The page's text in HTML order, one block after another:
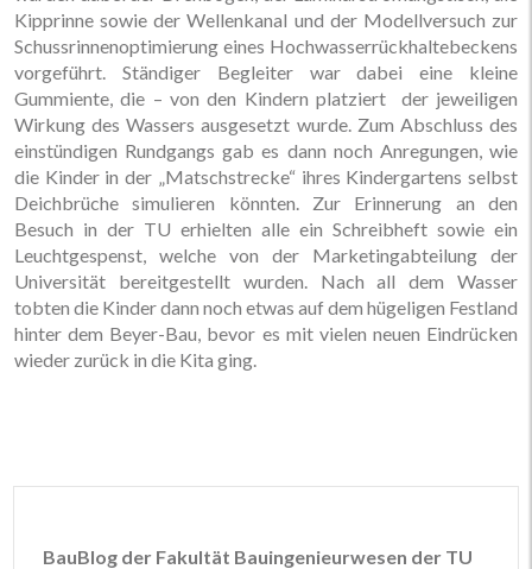
Kipprinne sowie der Wellenkanal und der Modellversuch zur
Schussrinnenoptimierung eines Hochwasserrückhaltebeckens
vorgeführt. Ständiger Begleiter war dabei eine kleine
Gummiente, die – von den Kindern platziert  der jeweiligen
Wirkung des Wassers ausgesetzt wurde. Zum Abschluss des
einstündigen Rundgangs gab es dann noch Anregungen, wie
die Kinder in der „Matschstrecke“ ihres Kindergartens selbst
Deichbrüche simulieren könnten. Zur Erinnerung an den
Besuch in der TU erhielten alle ein Schreibheft sowie ein
Leuchtgespenst, welche von der Marketingabteilung der
Universität bereitgestellt wurden. Nach all dem Wasser
tobten die Kinder dann noch etwas auf dem hügeligen Festland
hinter dem Beyer-Bau, bevor es mit vielen neuen Eindrücken
wieder zurück in die Kita ging.
BauBlog der Fakultät Bauingenieurwesen der TU